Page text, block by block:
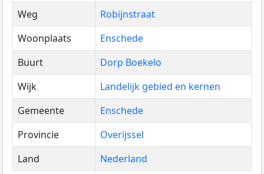
Weg
Robijnstraat
Woonplaats
Enschede
Buurt
Dorp Boekelo
Wijk
Landelijk gebied en kernen
Gemeente
Enschede
Provincie
Overijssel
Land
Nederland